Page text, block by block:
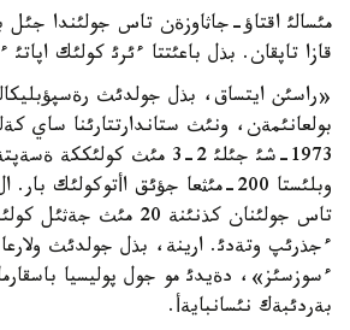
قازا تاپقان. بذل باعئتتا ءئرئ كولئك اپاتئ
«راسئن ايتساق، بذل جولدئث
بولعانئمةن، ونئث ستاندارتتارئنا ساي
1973-شئ جئلئ 2-3 مئث
وبلئستا 200-مئثعا جؤئق اأتوكولئك
ءجذرئپ وتةدئ. ارينة، بذل جولدئث ولارعا
ءسوزسئز»، دةيدئ مو جول پوليسيا
بةردئبةك نئسانبايةأ.